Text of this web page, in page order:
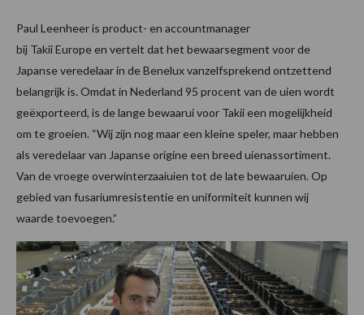
Paul Leenheer is product- en accountmanager
bij Takii Europe en vertelt dat het bewaarsegment voor de
Japanse veredelaar in de Benelux vanzelfsprekend ontzettend
belangrijk is. Omdat in Nederland 95 procent van de uien wordt
geëxporteerd, is de lange bewaarui voor Takii een mogelijkheid
om te groeien. “Wij zijn nog maar een kleine speler, maar hebben
als veredelaar van Japanse origine een breed uienassortiment.
Van de vroege overwinterzaaiuien tot de late bewaaruien. Op
gebied van fusariumresistentie en uniformiteit kunnen wij
waarde toevoegen.”